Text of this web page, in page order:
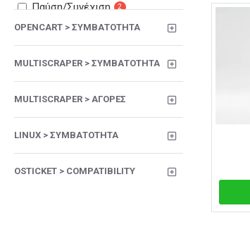
OPENCART > ΣΥΜΒΑΤΌΤΗΤΑ
MULTISCRAPER > ΣΥΜΒΑΤΌΤΗΤΑ
MULTISCRAPER > ΑΓΟΡΈΣ
LINUX > ΣΥΜΒΑΤΌΤΗΤΑ
OSTICKET > COMPATIBILITY
Παύση/Συνέχιση 2
Προϊόντα 2
Υποστήριξη